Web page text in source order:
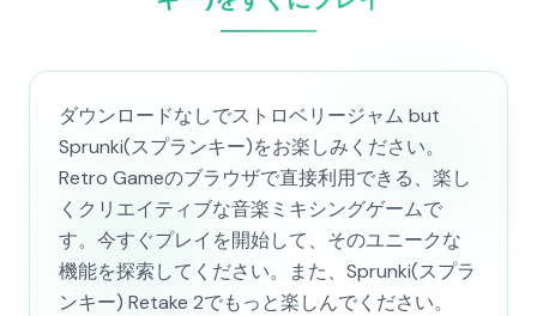
ダウンロードなしでストロベリージャム but
Sprunki(スプランキー)をお楽しみください。
Retro Gameのブラウザで直接利用できる、楽し
くクリエイティブな音楽ミキシングゲームで
す。今すぐプレイを開始して、そのユニークな
機能を探索してください。また、Sprunki(スプラ
ンキー) Retake 2でもっと楽しんでください。